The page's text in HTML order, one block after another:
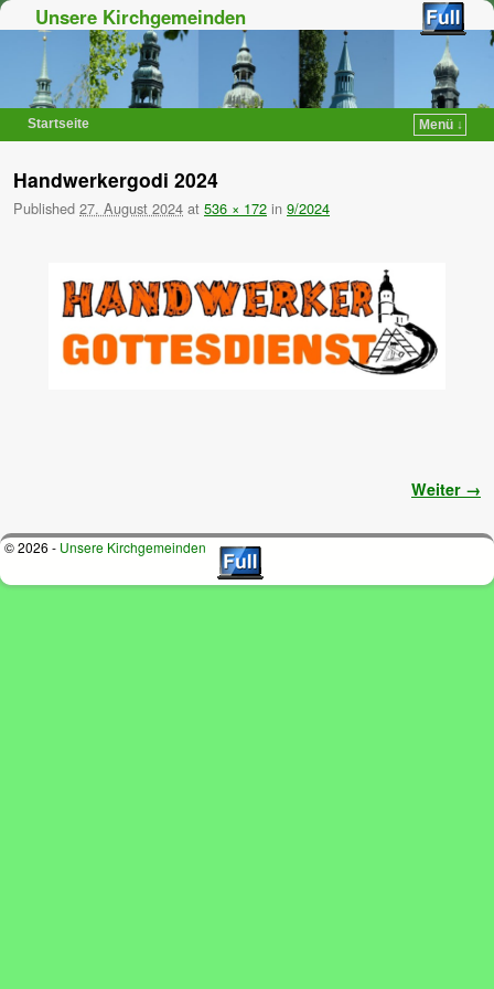
Unsere Kirchgemeinden
Startseite
Menü ↓
Handwerkergodi 2024
Published 27. August 2024 at 536 × 172 in 9/2024
Weiter →
© 2026 - Unsere Kirchgemeinden